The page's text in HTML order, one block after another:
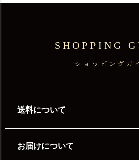
SHOPPING
ショッピングガ
送料について
お届けについて